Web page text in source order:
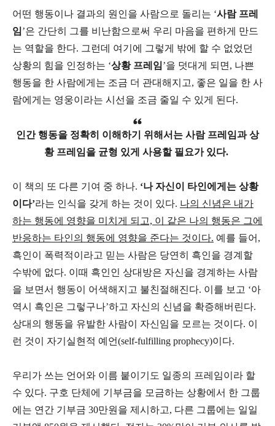
어떤 행동이나 결과의 원인을 사람으로 돌리는 ‘사람 프레
임’은 간단히 그를 비난함으로써 우리 마음을 편하게 만드
는 역할을 한다. 그런데 여기에 그렇게 밖에 할 수 없었던
상황의 힘을 인정하는 ‘상황 프레임’을 덧대게 되면, 나쁜
행동을 한 사람에게는 조금 더 관대해지고, 좋은 일을 한 사
람에게는 영웅이라는 시선을 조금 줄일 수 있게 된다.
인간 행동을 정확히 이해하기 위해서는 사람 프레임과 상
황 프레임을 균형 있게 사용할 필요가 있다.
이 책의 또 다른 기여 중 하나. ‘나 자신이 타인에게는 상황
이다’라는 인식을 갖게 하는 것이 있다. 나의 신념은 내가
하는 행동에 영향을 미치게 되고, 이 같은 나의 행동은 그에
반응하는 타인의 행동에 영향을 준다는 것이다. 예를 들어,
흑인이 폭력적이라고 믿는 사람은 당연히 흑인을 경계할
수밖에 없다. 이때 흑인인 상대방은 자신을 경계하는 사람
을 보면서 행동이 어색해지고 불친절해진다. 이를 보고 ‘아
역시 흑인은 그렇구나’하고 자신의 신념을 확증해버린다.
상대의 행동을 유발한 사람이 자신임을 모르는 것이다. 이
런 것이 자기실현적 예언(self-fulfilling prophecy)이다.
우리가 쓰는 언어와 이름 붙이기도 일종의 프레임이라 할
수 있다. 구호 단체에 기부금을 모금하는 상황에서 한 그룹
에는 연간 기부금 30만원을 제시하고, 다른 그룹에는 일일